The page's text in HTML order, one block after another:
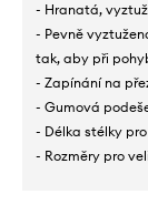
- Hranatá,
- Pevně
tak, aby při
- Zapínání na
- Gumová
- Délka stélky
- Rozměry pro